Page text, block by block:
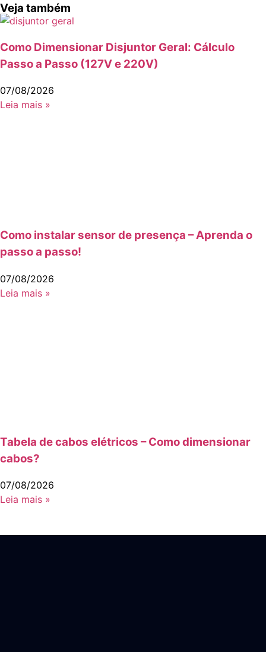
Veja também
Como Dimensionar Disjuntor Geral: Cálculo
Passo a Passo (127V e 220V)
07/08/2026
Leia mais »
Como instalar sensor de presença – Aprenda o
passo a passo!
07/08/2026
Leia mais »
Tabela de cabos elétricos – Como dimensionar
cabos?
07/08/2026
Leia mais »